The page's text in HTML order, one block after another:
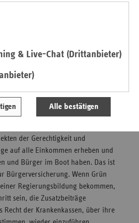
& Live-Chat (Drittanbieter)
Alle bestätigen
Aber ich bin skeptisch, dass
gleichen Bedingungen
kein Ergebnis guter
sondern unter anderem das
angesetzten Einheitsbeitrags. Im
zukunftssicheren Finanzierung
der Gerechtigkeit und
auf alle Einkommen erheben und
und Bürger im Boot haben. Das ist
Bürgerversicherung. Wenn Grün
Regierungsbildung bekommen,
sein, die Zusatzbeiträge
Recht der Krankenkassen, über ihre